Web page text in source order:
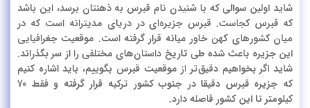
شاید اولین سوالی که با شنیدن نام قبرس به ذهنتان برسد، این باشد
که قبرس کجاست. قبرس جزیره‌ای در دریای مدیترانه است که در
میان کشورهای کهن خاور میانه قرار گرفته است. موقعیت جغرافیایی
این جزیره باعث شده طی تاریخ داستان‌های مختلفی را از سر بگذراند.
شاید اگر بخواهیم دقیق‌تر از موقعیت قبرس بگوییم، باید اشاره کنیم
که
جزیره قبرس دقیقا در جنوب کشور ترکیه قرار گرفته و فقط ۷۰
کیلومتر تا این کشور فاصله دارد.